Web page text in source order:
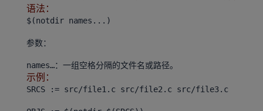
语法：
$(notdir names...)
参数：
示例：
SRCS := src/file1.c src/file2.c src/file3.c